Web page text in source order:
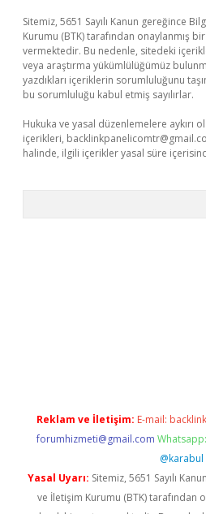
Sitemiz, 5651 Sayılı Kanun gereğince
Kurumu (BTK) tarafından onaylanmış
vermektedir. Bu nedenle, sitedeki
veya araştırma yükümlülüğümüz
yazdıkları içeriklerin sorumluluğunu
bu sorumluluğu kabul etmiş sayılırlar.
Hukuka ve yasal düzenlemelere aykırı
içerikleri,
halinde, ilgili içerikler yasal süre
Reklam ve İletişim: E-mail:
forumhizmeti@gmail.com
@karabul
Yasal Uyarı: Sitemiz, 5651 Sayılı
ve İletişim Kurumu (BTK) tarafından